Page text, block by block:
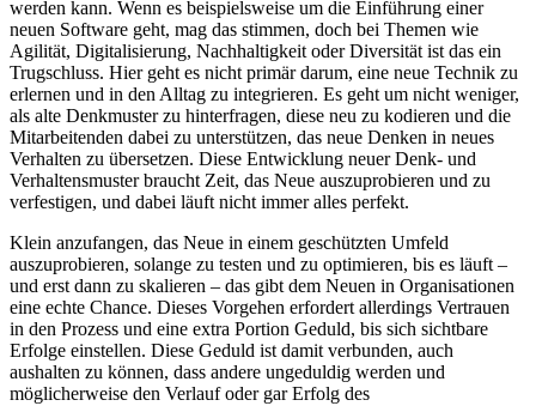
werden kann. Wenn es beispielsweise um die Einführung einer
neuen Software geht, mag das stimmen, doch bei Themen wie
Agilität, Digitalisierung, Nachhaltigkeit oder Diversität ist das ein
Trugschluss. Hier geht es nicht primär darum, eine neue Technik zu
erlernen und in den Alltag zu integrieren. Es geht um nicht weniger,
als alte Denkmuster zu hinterfragen, diese neu zu kodieren und die
Mitarbeitenden dabei zu unterstützen, das neue Denken in neues
Verhalten zu übersetzen. Diese Entwicklung neuer Denk- und
Verhaltensmuster braucht Zeit, das Neue auszuprobieren und zu
verfestigen, und dabei läuft nicht immer alles perfekt.
Klein anzufangen, das Neue in einem geschützten Umfeld
auszuprobieren, solange zu testen und zu optimieren, bis es läuft –
und erst dann zu skalieren – das gibt dem Neuen in Organisationen
eine echte Chance. Dieses Vorgehen erfordert allerdings Vertrauen
in den Prozess und eine extra Portion Geduld, bis sich sichtbare
Erfolge einstellen. Diese Geduld ist damit verbunden, auch
aushalten zu können, dass andere ungeduldig werden und
möglicherweise den Verlauf oder gar Erfolg des